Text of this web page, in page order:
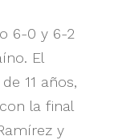
6-0 y 6-2
El
11 años,
la final
y